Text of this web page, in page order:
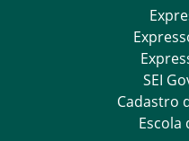
SEI
Cadastro
Escola